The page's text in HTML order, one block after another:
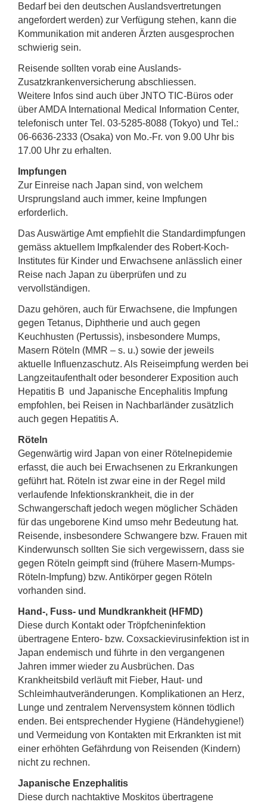
Bedarf bei den deutschen Auslandsvertretungen
angefordert werden) zur Verfügung stehen, kann die
Kommunikation mit anderen Ärzten ausgesprochen
schwierig sein.
Reisende sollten vorab eine Auslands-
Zusatzkrankenversicherung abschliessen.
Weitere Infos sind auch über JNTO TIC-Büros oder
über AMDA International Medical Information Center,
telefonisch unter Tel. 03-5285-8088 (Tokyo) und Tel.:
06-6636-2333 (Osaka) von Mo.-Fr. von 9.00 Uhr bis
17.00 Uhr zu erhalten.
Impfungen
Zur Einreise nach Japan sind, von welchem
Ursprungsland auch immer, keine Impfungen
erforderlich.
Das Auswärtige Amt empfiehlt die Standardimpfungen
gemäss aktuellem Impfkalender des Robert-Koch-
Institutes für Kinder und Erwachsene anlässlich einer
Reise nach Japan zu überprüfen und zu
vervollständigen.
Dazu gehören, auch für Erwachsene, die Impfungen
gegen Tetanus, Diphtherie und auch gegen
Keuchhusten (Pertussis), insbesondere Mumps,
Masern Röteln (MMR – s. u.) sowie der jeweils
aktuelle Influenzaschutz. Als Reiseimpfung werden bei
Langzeitaufenthalt oder besonderer Exposition auch
Hepatitis B und Japanische Encephalitis Impfung
empfohlen, bei Reisen in Nachbarländer zusätzlich
auch gegen Hepatitis A.
Röteln
Gegenwärtig wird Japan von einer Rötelnepidemie
erfasst, die auch bei Erwachsenen zu Erkrankungen
geführt hat. Röteln ist zwar eine in der Regel mild
verlaufende Infektionskrankheit, die in der
Schwangerschaft jedoch wegen möglicher Schäden
für das ungeborene Kind umso mehr Bedeutung hat.
Reisende, insbesondere Schwangere bzw. Frauen mit
Kinderwunsch sollten Sie sich vergewissern, dass sie
gegen Röteln geimpft sind (frühere Masern-Mumps-
Röteln-Impfung) bzw. Antikörper gegen Röteln
vorhanden sind.
Hand-, Fuss- und Mundkrankheit (HFMD)
Diese durch Kontakt oder Tröpfcheninfektion
übertragene Entero- bzw. Coxsackievirusinfektion ist in
Japan endemisch und führte in den vergangenen
Jahren immer wieder zu Ausbrüchen. Das
Krankheitsbild verläuft mit Fieber, Haut- und
Schleimhautveränderungen. Komplikationen an Herz,
Lunge und zentralem Nervensystem können tödlich
enden. Bei entsprechender Hygiene (Händehygiene!)
und Vermeidung von Kontakten mit Erkrankten ist mit
einer erhöhten Gefährdung von Reisenden (Kindern)
nicht zu rechnen.
Japanische Enzephalitis
Diese durch nachtaktive Moskitos übertragene